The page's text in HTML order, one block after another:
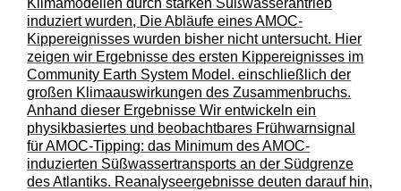
Klimamodellen durch starken Süßwasserantrieb
induziert wurden, Die Abläufe eines AMOC-
Kippereignisses wurden bisher nicht untersucht. Hier
zeigen wir Ergebnisse des ersten Kippereignisses im
Community Earth System Model. einschließlich der
großen Klimaauswirkungen des Zusammenbruchs.
Anhand dieser Ergebnisse Wir entwickeln ein
physikbasiertes und beobachtbares Frühwarnsignal
für AMOC-Tipping: das Minimum des AMOC-
induzierten Süßwassertransports an der Südgrenze
des Atlantiks. Reanalyseergebnisse deuten darauf hin,